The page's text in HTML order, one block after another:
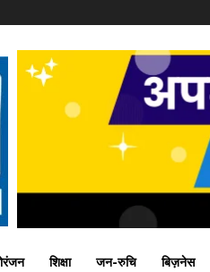
शिक्षा जन-रुचि बिज़नेस